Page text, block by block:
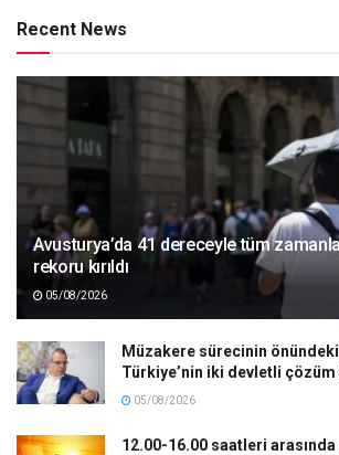
Recent News
Avusturya’da 41 dereceyle tüm
rekoru kırıldı
05/08/2026
Müzakere sürecinin
Türkiye’nin iki devletli çözüm
05/08/2026
12.00-16.00 saatleri arasında